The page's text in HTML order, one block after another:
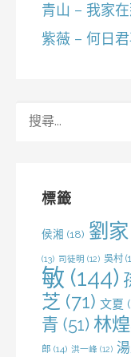
青山 – 我家
紫薇 – 何日
標籤
侯湘 (18) 劉
(13) 司徒明 (12) 吳村
敏 (144)
芝 (71) 文夏
青 (51) 林
郎 (14) 洪一峰 (12)